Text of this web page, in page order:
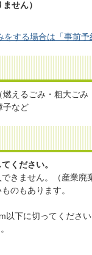
せん）
をする場合は「事前
えるごみ・粗大ご
子など
ください。
きません。（産業廃
のもあります。
下に切ってください